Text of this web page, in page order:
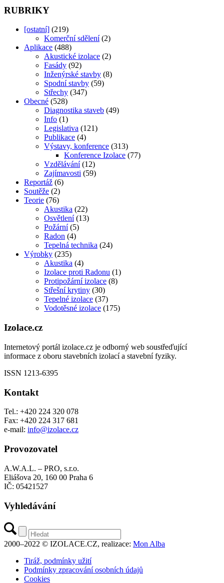
RUBRIKY
[ostatní] (219)
Komerční sdělení (2)
Aplikace (488)
Akustické izolace (2)
Fasády (92)
Inženýrské stavby (8)
Spodní stavby (59)
Střechy (347)
Obecné (528)
Diagnostika staveb (49)
Info (1)
Legislativa (121)
Publikace (4)
Výstavy, konference (313)
Konference Izolace (77)
Vzdělávání (12)
Zajímavosti (59)
Reportáž (6)
Soutěže (2)
Teorie (76)
Akustika (22)
Osvětlení (13)
Požární (5)
Radon (4)
Tepelná technika (24)
Výrobky (235)
Akustika (4)
Izolace proti Radonu (1)
Protipožární izolace (8)
Střešní krytiny (30)
Tepelné izolace (37)
Vodotěsné izolace (175)
Izolace.cz
Internetový portál izolace.cz je odborný web soustřeďující
informace z oboru stavebních izolací a stavební fyziky.
ISSN 1213-6395
Kontakt
Tel.: +420 224 320 078
Fax: +420 224 317 681
e-mail: info@izolace.cz
Provozovatel
A.W.A.L. – PRO, s.r.o.
Eliášova 20, 160 00 Praha 6
IČ: 05421527
Vyhledávání
2000–2022 © IZOLACE.CZ, realizace: Mon Alba
Tiráž, podmínky užití
Podmínky zpracování osobních údajů
Cookies